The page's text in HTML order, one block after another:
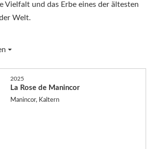
Vielfalt und das Erbe eines der ältesten
Welt.
2025
La Rose de Manincor
Manincor, Kaltern